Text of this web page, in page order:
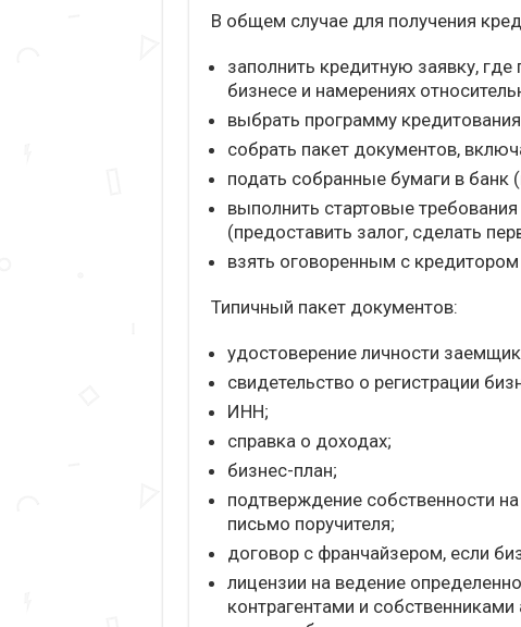
В общем случае для получения
заполнить кредитную заявку,
бизнесе и намерениях
выбрать программу
собрать пакет документов,
подать собранные бумаги в банк
выполнить стартовые
(предоставить залог, сделать
взять оговоренным с
Типичный пакет документов:
удостоверение личности
свидетельство о регистрации
ИНН;
справка о доходах;
бизнес-план;
подтверждение собственности
письмо поручителя;
договор с франчайзером, если
лицензии на ведение
контрагентами и